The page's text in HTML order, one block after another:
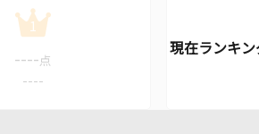
1
---- 点
----